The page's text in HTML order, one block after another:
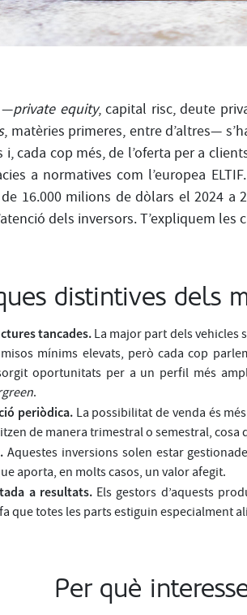
—private equity, capital risc, deute
, matèries primeres, entre d’altres—
cada cop més, de l’oferta per a
a normatives com l’europea
16.000 milions de dòlars el 2024 a
dels inversors. T’expliquem les
distintives dels
tancades.La major part dels vehicles
mínims elevats, però cada cop
oportunitats per a un perfil més
.
periòdica. La possibilitat de venda és
de manera trimestral o semestral, cosa
Aquestes inversions solen estar
aporta, en molts casos, un valor afegit.
a resultats.Els gestors d’aquests
que totes les parts estiguin especialment
Per què